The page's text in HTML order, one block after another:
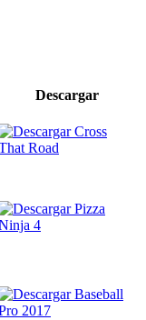
Descargar